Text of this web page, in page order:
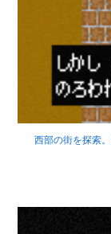
西部の街を探索